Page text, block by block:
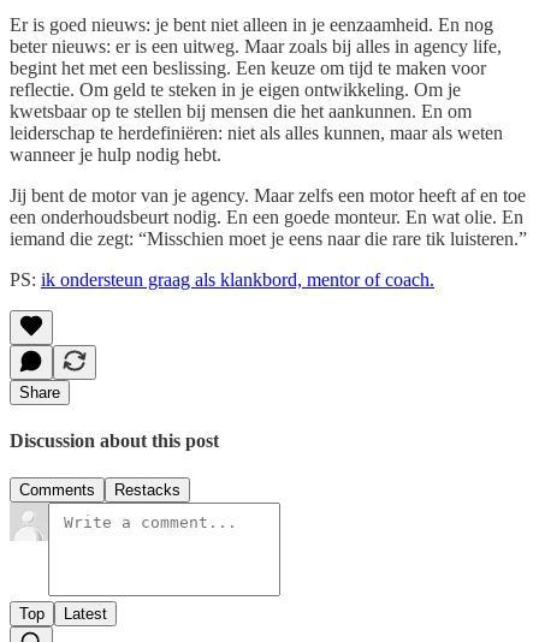
Er is goed nieuws: je bent niet alleen in je eenzaamheid. En nog
beter nieuws: er is een uitweg. Maar zoals bij alles in agency life,
begint het met een beslissing. Een keuze om tijd te maken voor
reflectie. Om geld te steken in je eigen ontwikkeling. Om je
kwetsbaar op te stellen bij mensen die het aankunnen. En om
leiderschap te herdefiniëren: niet als alles kunnen, maar als weten
wanneer je hulp nodig hebt.
Jij bent de motor van je agency. Maar zelfs een motor heeft af en toe
een onderhoudsbeurt nodig. En een goede monteur. En wat olie. En
iemand die zegt: “Misschien moet je eens naar die rare tik luisteren.”
PS: ik ondersteun graag als klankbord, mentor of coach.
Share
Discussion about this post
Comments Restacks
Top Latest